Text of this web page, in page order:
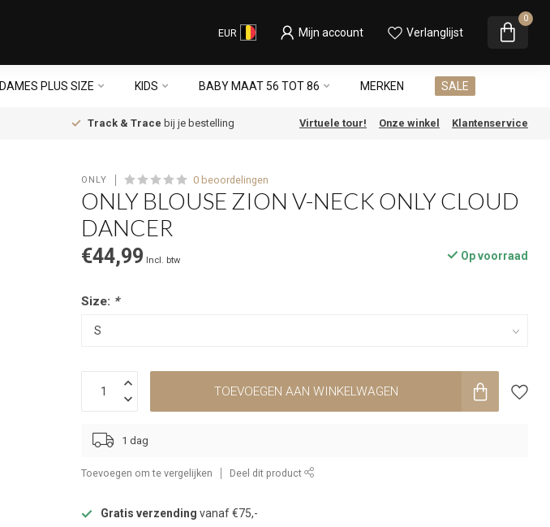
EUR Mijn account Verlanglijst
0
DAMES PLUS SIZE KIDS BABY MAAT 56 TOT 86 MERKEN SALE
Track & Trace bij je bestelling Virtuele tour! Onze winkel Klantenservice
ONLY 0 beoordelingen
ONLY BLOUSE ZION V-NECK ONLY CLOUD
DANCER
€44,99 Incl. btw Op voorraad
Size: *
TOEVOEGEN AAN WINKELWAGEN
1 dag
Toevoegen om te vergelijken Deel dit product
Gratis verzending vanaf €75,-